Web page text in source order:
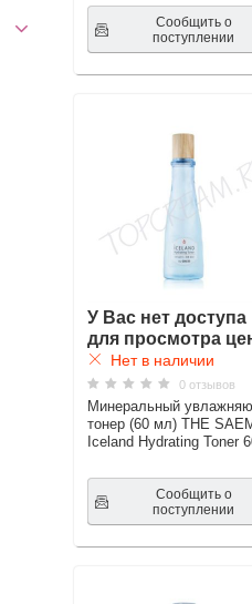
Сообщить о
поступлении
У Вас нет доступа
для просмотра
Нет в наличии
0 отзывов
Минеральный
тонер (60 мл) THE
Iceland Hydrating Toner
Сообщить о
поступлении